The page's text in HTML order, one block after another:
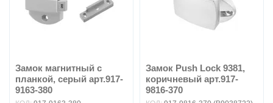
Замок магнитный с
планкой, серый арт.917-
9163-380
Замок Push Lock 9381,
коричневый арт.917-
9816-370